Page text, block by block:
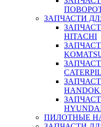
ЗАПЧАСТИ
HITACHI
ПИЛОТНЫЕ